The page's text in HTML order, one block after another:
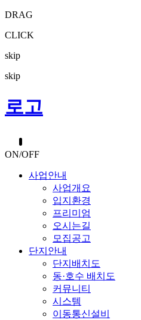
DRAG
CLICK
skip
skip
로고
ON/OFF
사업안내
사업개요
입지환경
프리미엄
오시는길
모집공고
단지안내
단지배치도
동·호수 배치도
커뮤니티
시스템
이동통신설비